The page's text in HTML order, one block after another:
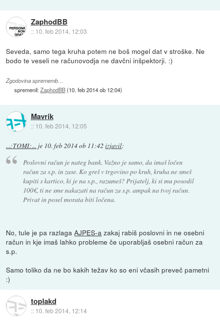
ZaphodBB
:: 10. feb 2014, 12:03
Seveda, samo tega kruha potem ne boš mogel dat v stroške. Ne
bodo te veseli ne računovodja ne davčni inšpektorji. :)
Zgodovina sprememb…
spremenil:ZaphodBB(10. feb 2014 ob 12:04)
Mavrik
:: 10. feb 2014, 12:05
...:TOMI:... je 10. feb 2014 ob 11:42 izjavil:
Poslovni račun je nateg bank. Važno je samo, da imaš ločen
račun za s.p. in zase. Ko greš v trgovino po kruh, kruha ne smeš
kupiti s kartico, ki je na s.p., razumeš? Prijatelj, ki si mu posodil
100€, ti ne sme nakazati na račun za s.p. ampak na tvoj račun.
Privat in posel morata biti ločena.
No, tule je pa razlagaAJPES-a zakaj rabiš poslovni in ne osebni
račun in kje imaš lahko probleme če uporabljaš osebni račun za
s.p.
Samo toliko da ne bo kakih težav ko so eni včasih preveč pametni
:)
toplakd
:: 10. feb 2014, 12:14